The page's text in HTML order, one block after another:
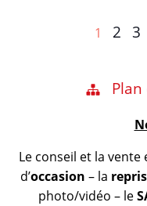
Page
1 Page
2 3
Le conseil et la
d’occasion – la
photo/vidéo – le